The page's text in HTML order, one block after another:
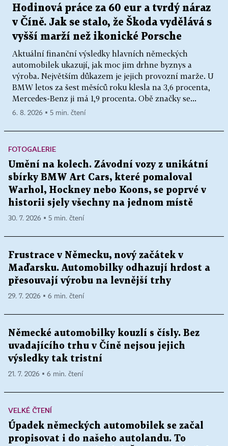
Hodinová práce za 60 eur a tvrdý náraz
v Číně. Jak se stalo, že Škoda vydělává s
vyšší marží než ikonické Porsche
Aktuální finanční výsledky hlavních německých
automobilek ukazují, jak moc jim drhne byznys a
výroba. Největším důkazem je jejich provozní marže. U
BMW letos za šest měsíců roku klesla na 3,6 procenta,
Mercedes-Benz ji má 1,9 procenta. Obě značky se...
6. 8. 2026 ▪ 5 min. čtení
FOTOGALERIE
Umění na kolech. Závodní vozy z unikátní
sbírky BMW Art Cars, které pomaloval
Warhol, Hockney nebo Koons, se poprvé v
historii sjely všechny na jednom místě
30. 7. 2026 ▪ 5 min. čtení
Frustrace v Německu, nový začátek v
Maďarsku. Automobilky odhazují hrdost a
přesouvají výrobu na levnější trhy
29. 7. 2026 ▪ 6 min. čtení
Německé automobilky kouzlí s čísly. Bez
uvadajícího trhu v Číně nejsou jejich
výsledky tak tristní
21. 7. 2026 ▪ 6 min. čtení
VELKÉ ČTENÍ
Úpadek německých automobilek se začal
propisovat i do našeho autolandu. To